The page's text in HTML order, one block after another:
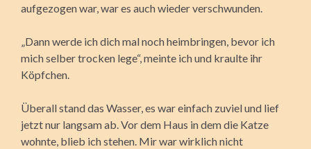
aufgezogen war, war es auch wieder verschwunden.
„Dann werde ich dich mal noch heimbringen, bevor ich
mich selber trocken lege“, meinte ich und kraulte ihr
Köpfchen.
Überall stand das Wasser, es war einfach zuviel und lief
jetzt nur langsam ab. Vor dem Haus in dem die Katze
wohnte, blieb ich stehen. Mir war wirklich nicht